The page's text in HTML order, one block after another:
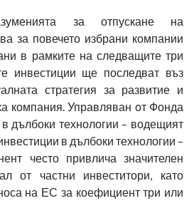
за отпускане на
за повечето избрани компании
в рамките на следващите три
инвестиции ще последват въз
стратегия за развитие и
компания. Управляван от Фонда
дълбоки технологии – водещият
в дълбоки технологии –
често привлича значителен
от частни инвеститори, като
на ЕС за коефициент три или